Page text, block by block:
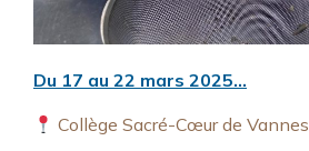
Du 17 au 22 mars 2025…
Collège Sacré-Cœur de Vannes